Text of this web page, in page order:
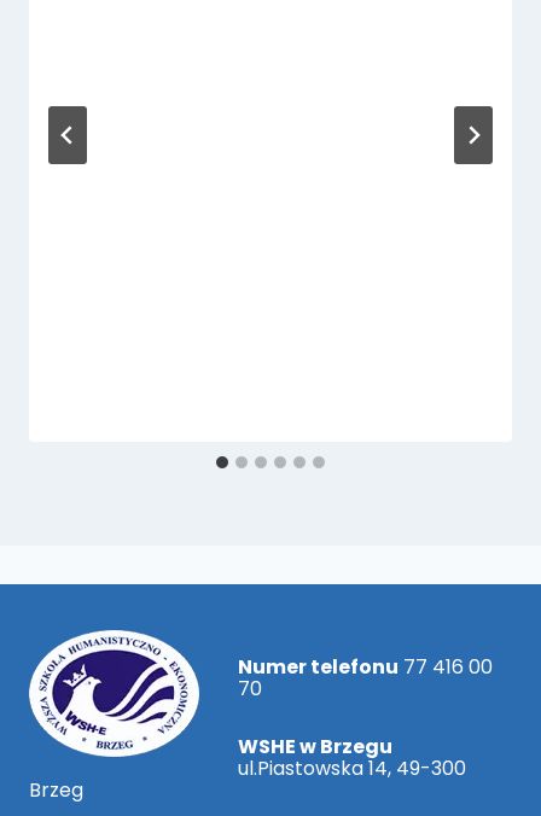
Numer telefonu 77 416 00
70
WSHE w Brzegu
ul.Piastowska 14, 49-300
Brzeg